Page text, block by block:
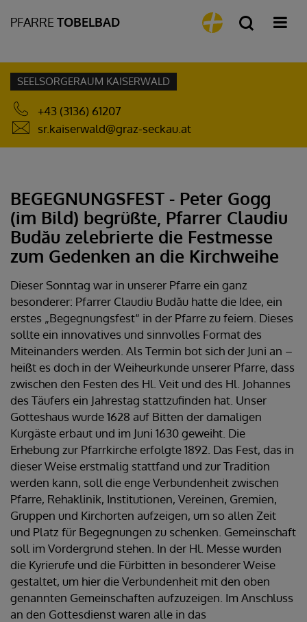
PFARRE TOBELBAD
SEELSORGERAUM KAISERWALD
+43 (3136) 61207
sr.kaiserwald@graz-seckau.at
BEGEGNUNGSFEST - Peter Gogg
(im Bild) begrüßte, Pfarrer Claudiu
Budău zelebrierte die Festmesse
zum Gedenken an die Kirchweihe
Dieser Sonntag war in unserer Pfarre ein ganz
besonderer: Pfarrer Claudiu Budău hatte die Idee, ein
erstes „Begegnungsfest“ in der Pfarre zu feiern. Dieses
sollte ein innovatives und sinnvolles Format des
Miteinanders werden. Als Termin bot sich der Juni an –
heißt es doch in der Weiheurkunde unserer Pfarre, dass
zwischen den Festen des Hl. Veit und des Hl. Johannes
des Täufers ein Jahrestag stattzufinden hat. Unser
Gotteshaus wurde 1628 auf Bitten der damaligen
Kurgäste erbaut und im Juni 1630 geweiht. Die
Erhebung zur Pfarrkirche erfolgte 1892. Das Fest, das in
dieser Weise erstmalig stattfand und zur Tradition
werden kann, soll die enge Verbundenheit zwischen
Pfarre, Rehaklinik, Institutionen, Vereinen, Gremien,
Gruppen und Kirchorten aufzeigen, um so allen Zeit
und Platz für Begegnungen zu schenken. Gemeinschaft
soll im Vordergrund stehen. In der Hl. Messe wurden
die Kyrierufe und die Fürbitten in besonderer Weise
gestaltet, um hier die Verbundenheit mit den oben
genannten Gemeinschaften aufzuzeigen. Im Anschluss
an den Gottesdienst waren alle in das